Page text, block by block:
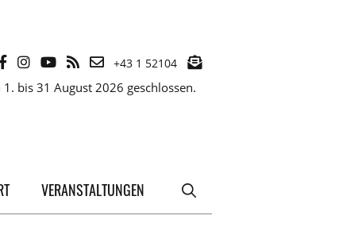
+43 1 52104
1. bis 31 August 2026 geschlossen.
VERANSTALTUNGEN